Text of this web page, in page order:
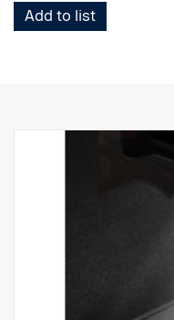
Huomaa. Sopii vain
Add to list